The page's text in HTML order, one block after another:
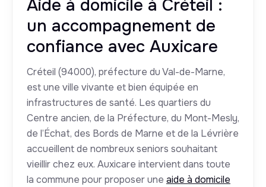
Aide à domicile à Créteil :
un accompagnement de
confiance avec Auxicare
Créteil (94000), préfecture du Val-de-Marne,
est une ville vivante et bien équipée en
infrastructures de santé. Les quartiers du
Centre ancien, de la Préfecture, du Mont-Mesly,
de l’Échat, des Bords de Marne et de la Lévrière
accueillent de nombreux seniors souhaitant
vieillir chez eux. Auxicare intervient dans toute
la commune pour proposer une aide à domicile